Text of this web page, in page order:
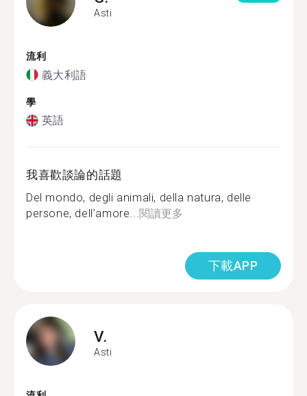
Asti
流利
義大利語
學
英語
我喜歡談論的話題
Del mondo, degli animali, della natura, delle
persone, dell’amore...閱讀更多
下載APP
V.
Asti